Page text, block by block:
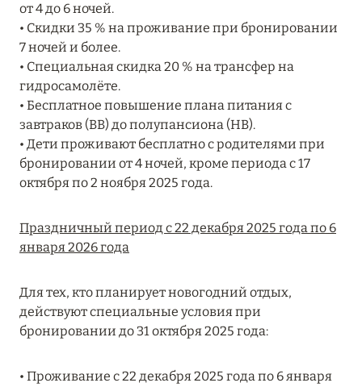
MANDARIN ORIENTAL JUMEIRA — SUITE
NOVEMBER
Подробнее
13 мая 2025
ЗАБРОНИРУЙТЕ FOUR SEASONS RESORT
DUBAI AT JUMEIRAH BEACH ПО ЛУЧШИМ
ЦЕНАМ
ATLANTIS THE PALM: НОВЫЙ ПАКЕТ
НАПИТКОВ ДЛЯ HB И FB
от 4 до 6 ночей.
• Скидки 35 % на проживание при бронировании
7 ночей и более.
• Специальная скидка 20 % на трансфер на
гидросамолёте.
• Бесплатное повышение плана питания с
завтраков (BB) до полупансиона (HB).
• Дети проживают бесплатно с родителями при
бронировании от 4 ночей, кроме периода с 17
октября по 2 ноября 2025 года.
Праздничный период с 22 декабря 2025 года по 6
января 2026 года
Для тех, кто планирует новогодний отдых,
действуют специальные условия при
бронировании до 31 октября 2025 года:
• Проживание с 22 декабря 2025 года по 6 января